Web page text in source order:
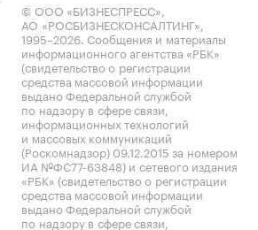
© ООО «БИЗНЕСПРЕСС»,
АО «РОСБИЗНЕСКОНСАЛТИНГ»,
1995–2026. Сообщения и материалы
информационного агентства «РБК»
(свидетельство о регистрации
средства массовой информации
выдано Федеральной службой
по надзору в сфере связи,
информационных технологий
и массовых коммуникаций
(Роскомнадзор) 09.12.2015 за номером
ИА №ФС77-63848) и сетевого издания
«РБК» (свидетельство о регистрации
средства массовой информации
выдано Федеральной службой
по надзору в сфере связи,